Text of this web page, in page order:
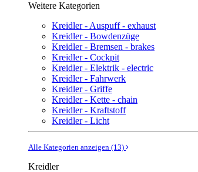
Weitere Kategorien
Kreidler - Auspuff - exhaust
Kreidler - Bowdenzüge
Kreidler - Bremsen - brakes
Kreidler - Cockpit
Kreidler - Elektrik - electric
Kreidler - Fahrwerk
Kreidler - Griffe
Kreidler - Kette - chain
Kreidler - Kraftstoff
Kreidler - Licht
Alle Kategorien anzeigen (13)
Kreidler